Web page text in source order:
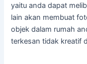
yaitu anda dapat
lain akan membuat
objek dalam rumah
terkesan tidak kreatif